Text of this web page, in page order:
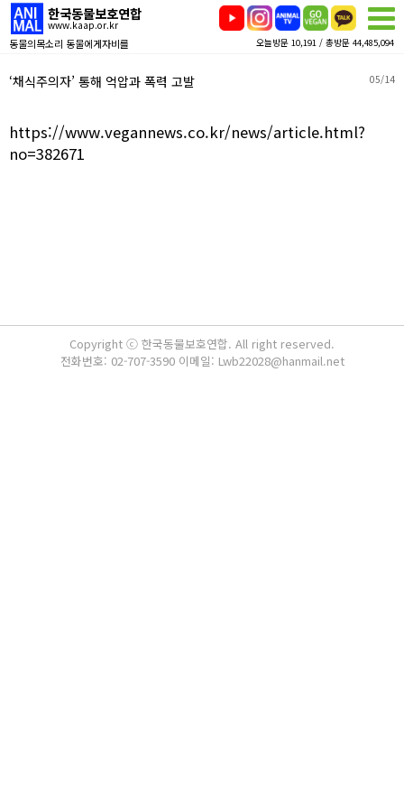
한국동물보호연합
www.kaap.or.kr
동물의목소리 동물에게자비를 오늘방문 10,191 / 총방문 44,485,094
‘채식주의자’ 통해 억압과 폭력 고발 05/14
https://www.vegannews.co.kr/news/article.html?
no=382671
Copyright ⓒ 한국동물보호연합. All right reserved.
전화번호: 02-707-3590 이메일: Lwb22028@hanmail.net